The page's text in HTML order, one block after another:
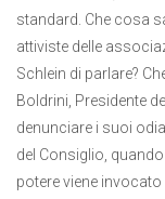
standard. Che cosa
attiviste delle
Schlein di parlare?
Boldrini, Presidente
denunciare i suoi
del Consiglio,
potere viene